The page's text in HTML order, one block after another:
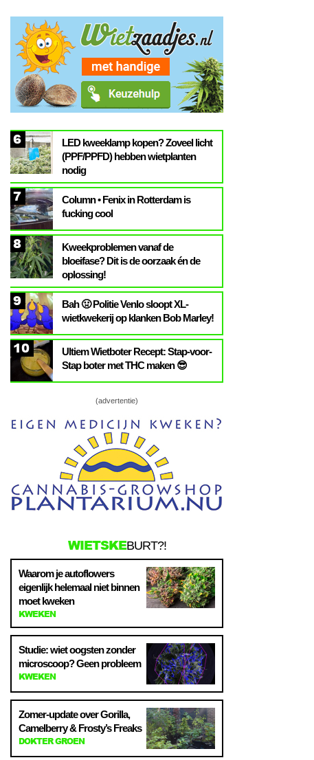
6
LED kweeklamp kopen? Zoveel licht
(PPF/PPFD) hebben wietplanten
nodig
7
Column • Fenix in Rotterdam is
fucking cool
8
Kweekproblemen vanaf de
bloeifase? Dit is de oorzaak én de
oplossing!
9
Bah 🤢 Politie Venlo sloopt XL-
wietkwekerij op klanken Bob Marley!
10
Ultiem Wietboter Recept: Stap-voor-
Stap boter met THC maken 😎
(advertentie)
WIETSKEBURT?!
Waarom je autoflowers
eigenlijk helemaal niet binnen
moet kweken
KWEKEN
Studie: wiet oogsten zonder
microscoop? Geen probleem
KWEKEN
Zomer-update over Gorilla,
Camelberry & Frosty’s Freaks
DOKTER GROEN